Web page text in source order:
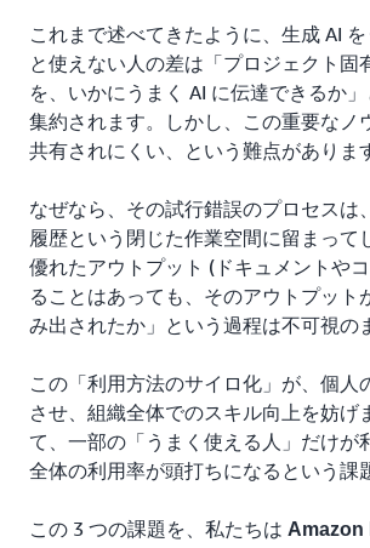
これまで述べてきたように、生成 AI
と使えない人の差は「プロジェクト固
を、いかにうまく AI に伝達できるか
集約されます。しかし、この重要なノ
共有されにくい、という難点がありま
なぜなら、その試行錯誤のプロセスは
履歴という閉じた作業空間に留まって
優れたアウトプット (ドキュメントや
ることはあっても、そのアウトプット
み出されたか」という過程は不可視の
この「利用方法のサイロ化」が、個人
させ、組織全体でのスキル向上を妨げ
て、一部の「うまく使える人」だけが
全体の利用率が頭打ちになるという課
この 3 つの課題を、私たちは Amazon